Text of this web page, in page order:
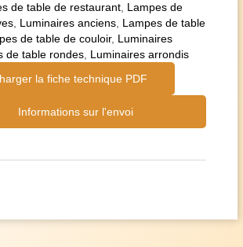
de table de restaurant Lampes de
Luminaires anciens Lampes de table
de table de couloir, Luminaires
de table rondes Luminaires arrondis
la fiche technique PDF
Informations sur l'envoi